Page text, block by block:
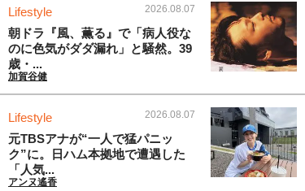
Lifestyle 2026.08.07
朝ドラ『風、薫る』で「病人役な
のに色気がダダ漏れ」と騒然。39
歳・...
加賀谷健
Lifestyle 2026.08.07
元TBSアナが“一人で猛パニッ
ク”に。日ハム本拠地で遭遇した
「人気...
アンヌ遙香